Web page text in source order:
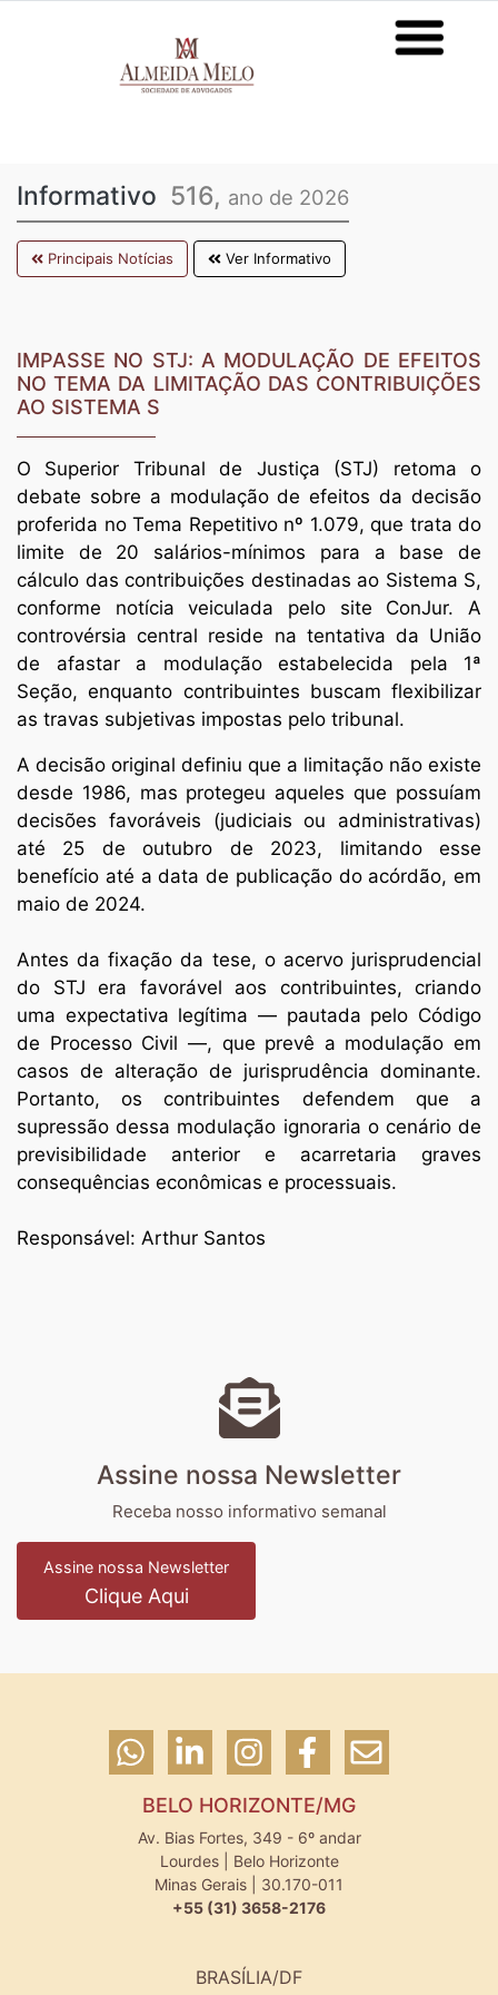
Informativo 516, ano de 2026
Principais Notícias Ver Informativo
IMPASSE NO STJ: A MODULAÇÃO DE EFEITOS
NO TEMA DA LIMITAÇÃO DAS CONTRIBUIÇÕES
AO SISTEMA S
O Superior Tribunal de Justiça (STJ) retoma o
debate sobre a modulação de efeitos da decisão
proferida no Tema Repetitivo nº 1.079, que trata do
limite de 20 salários-mínimos para a base de
cálculo das contribuições destinadas ao Sistema S,
conforme notícia veiculada pelo site ConJur. A
controvérsia central reside na tentativa da União
de afastar a modulação estabelecida pela 1ª
Seção, enquanto contribuintes buscam flexibilizar
as travas subjetivas impostas pelo tribunal.
A decisão original definiu que a limitação não existe
desde 1986, mas protegeu aqueles que possuíam
decisões favoráveis (judiciais ou administrativas)
até 25 de outubro de 2023, limitando esse
benefício até a data de publicação do acórdão, em
maio de 2024.
Antes da fixação da tese, o acervo jurisprudencial
do STJ era favorável aos contribuintes, criando
uma expectativa legítima — pautada pelo Código
de Processo Civil —, que prevê a modulação em
casos de alteração de jurisprudência dominante.
Portanto, os contribuintes defendem que a
supressão dessa modulação ignoraria o cenário de
previsibilidade anterior e acarretaria graves
consequências econômicas e processuais.
Responsável: Arthur Santos
Assine nossa Newsletter
Receba nosso informativo semanal
Assine nossa Newsletter
Clique Aqui
BELO HORIZONTE/MG
Av. Bias Fortes, 349 - 6º andar
Lourdes | Belo Horizonte
Minas Gerais | 30.170-011
+55 (31) 3658-2176
BRASÍLIA/DF